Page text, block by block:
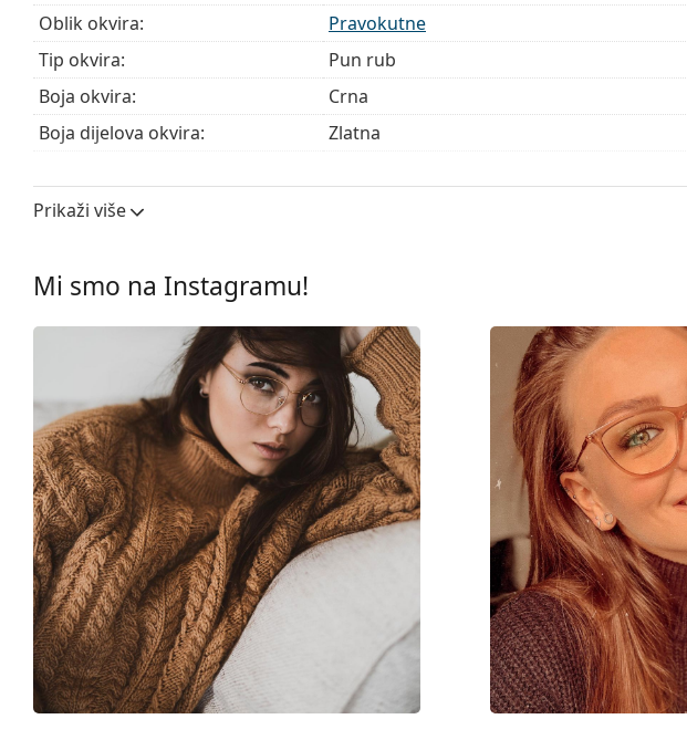
Oblik okvira:
Pravokutne
Tip okvira:
Pun rub
Boja okvira:
Crna
Boja dijelova okvira:
Zlatna
Veličina:
Dužina drškice:
185 g
Prilagodljivi jastučići za nos:
Da
Fleksibilni zglob:
Ne
Sunčani klip:
Ne
Dodaci
Kutijica:
Da
Krpa za čišćenje:
Ostalo
Spol:
Kategorija:
Dioptrijske naočale
Marka:
Gucci
Prikaži više
Mi smo na Instagramu!